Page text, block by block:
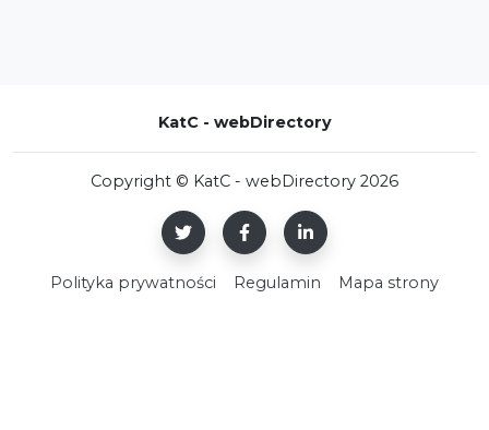
KatC - webDirectory
Copyright © KatC - webDirectory 2026
Polityka prywatności Regulamin Mapa strony